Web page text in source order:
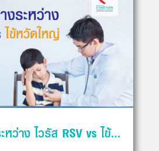
ความแตกต่างระหว่าง ไวรัส RSV vs ไข้หวัดใหญ่